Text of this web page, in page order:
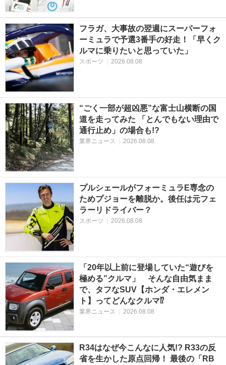
フラガ、大事故の翌週にスーパーフォ
ーミュラで予選3番手の好走！「早くク
ルマに乗りたいと思っていた」
スポーツ 2026.08.08
“ごく一部が超凶悪”な富士山横断の国
道を走ってみた 「とんでもない理由で
通行止め」の場合も!?
業界ニュース 2026.08.08
プルシェールがフォーミュラE専念の
ためプジョーを離脱か。後任は元フェ
ラーリドライバー？
スポーツ | 2026.08.08
「20年以上前に登場していた“遊びを
極める”クルマ」 そんな自由気まま
で、タフなSUV【ホンダ・エレメン
ト】ってどんなクルマ⁉︎
業界ニュース | 2026.08.08
R34はなぜ今こんなに人気!? R33の反
省を生かした原点回帰！ 最後の「RB